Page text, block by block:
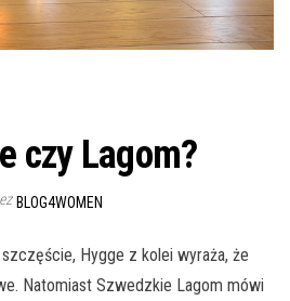
czy Lagom?
BLOG4WOMEN
Hygge z kolei wyraża, że
Natomiast Szwedzkie Lagom mówi